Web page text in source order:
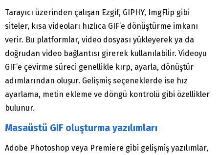
Tarayıcı üzerinden çalışan Ezgif, GIPHY, ImgFlip gibi
siteler, kısa videoları hızlıca GIF’e dönüştürme imkanı
verir. Bu platformlar, video dosyası yükleyerek ya da
doğrudan video bağlantısı girerek kullanılabilir. Videoyu
GIF’e çevirme süreci genellikle kırp, ayarla, dönüştür
adımlarından oluşur. Gelişmiş seçeneklerde ise hız
ayarlama, metin ekleme ve döngü kontrolü gibi özellikler
bulunur.
Masaüstü GIF oluşturma yazılımları
Adobe Photoshop veya Premiere gibi gelişmiş yazılımlar,